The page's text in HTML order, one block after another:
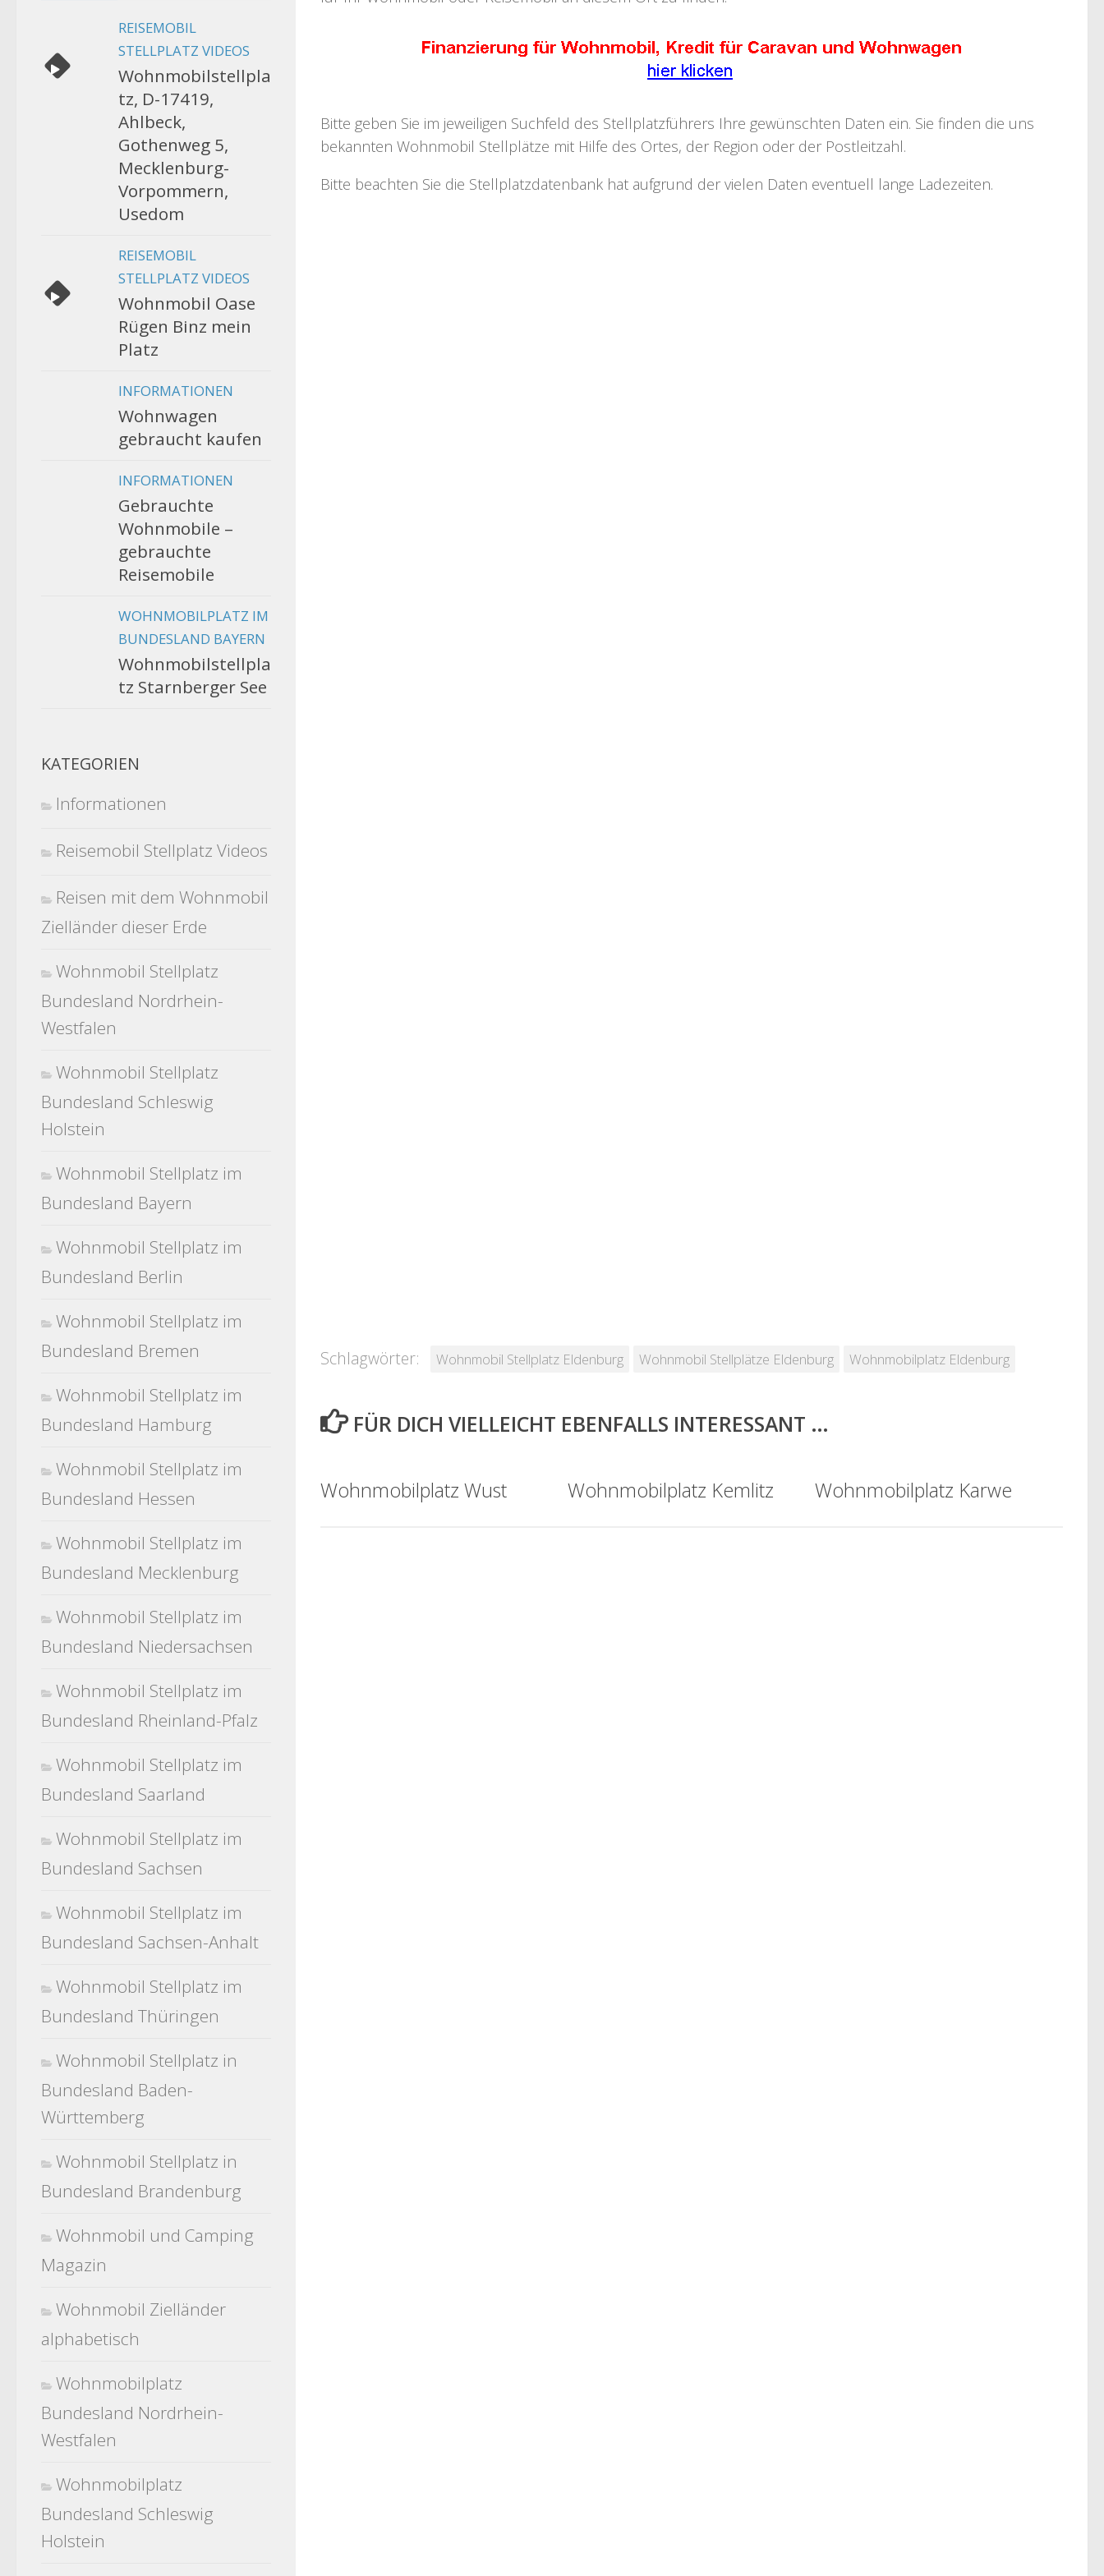
Bitte geben Sie im jeweiligen Suchfeld des Stellplatzführers Ihre gewünschten Daten ein. Sie finden die uns
bekannten Wohnmobil Stellplätze mit Hilfe des Ortes, der Region oder der Postleitzahl.
Bitte beachten Sie die Stellplatzdatenbank hat aufgrund der vielen Daten eventuell lange Ladezeiten.
Schlagwörter: Wohnmobil Stellplatz Eldenburg Wohnmobil Stellplätze Eldenburg Wohnmobilplatz Eldenburg
FÜR DICH VIELLEICHT EBENFALLS INTERESSANT …
Wohnmobilplatz Wust Wohnmobilplatz Kemlitz Wohnmobilplatz Karwe
REISEMOBIL
STELLPLATZ VIDEOS
Wohnmobilstellpla
tz, D-17419,
Ahlbeck,
Gothenweg 5,
Mecklenburg-
Vorpommern,
Usedom
REISEMOBIL
STELLPLATZ VIDEOS
Wohnmobil Oase
Rügen Binz mein
Platz
INFORMATIONEN
Wohnwagen
gebraucht kaufen
INFORMATIONEN
Gebrauchte
Wohnmobile –
gebrauchte
Reisemobile
WOHNMOBILPLATZ IM
BUNDESLAND BAYERN
Wohnmobilstellpla
tz Starnberger See
KATEGORIEN
Informationen
Reisemobil Stellplatz Videos
Reisen mit dem Wohnmobil
Zielländer dieser Erde
Wohnmobil Stellplatz
Bundesland Nordrhein-
Westfalen
Wohnmobil Stellplatz
Bundesland Schleswig
Holstein
Wohnmobil Stellplatz im
Bundesland Bayern
Wohnmobil Stellplatz im
Bundesland Berlin
Wohnmobil Stellplatz im
Bundesland Bremen
Wohnmobil Stellplatz im
Bundesland Hamburg
Wohnmobil Stellplatz im
Bundesland Hessen
Wohnmobil Stellplatz im
Bundesland Mecklenburg
Wohnmobil Stellplatz im
Bundesland Niedersachsen
Wohnmobil Stellplatz im
Bundesland Rheinland-Pfalz
Wohnmobil Stellplatz im
Bundesland Saarland
Wohnmobil Stellplatz im
Bundesland Sachsen
Wohnmobil Stellplatz im
Bundesland Sachsen-Anhalt
Wohnmobil Stellplatz im
Bundesland Thüringen
Wohnmobil Stellplatz in
Bundesland Baden-
Württemberg
Wohnmobil Stellplatz in
Bundesland Brandenburg
Wohnmobil und Camping
Magazin
Wohnmobil Zielländer
alphabetisch
Wohnmobilplatz
Bundesland Nordrhein-
Westfalen
Wohnmobilplatz
Bundesland Schleswig
Holstein